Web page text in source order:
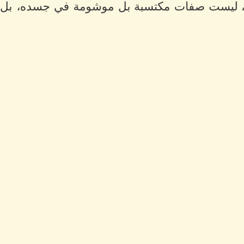
ليست صفات مكتسبة بل موشومة في جسده، بل